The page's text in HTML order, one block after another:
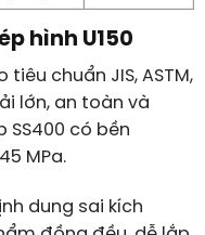
hình U150
chuẩn JIS, ASTM,
lớn, an toàn và
SS400 có bền
MPa.
dung sai kích